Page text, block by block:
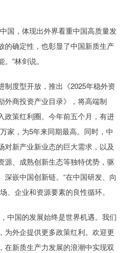
，体现出外界看重中国高质量发
的确定性，也彰显了中国新质生产
”林剑说。
度型开放，推出《2025年稳外资
外商投资产业目录》，将高端制
政策红利圈。今年前五个月，有进
家，为5年来同期最高。同时，中
对新产业新业态的巨大需求，以及
源、成熟创新生态等独特优势，驱
嵌中国创新链。“在中国研发、向
、企业和资源要素的良性循环。
国的发展始终是世界机遇。我们
为外企提供更多政策红利。欢迎更
在新质生产力发展的浪潮中实现双